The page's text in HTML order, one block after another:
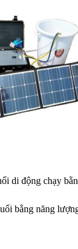
di động chạy
bằng năng